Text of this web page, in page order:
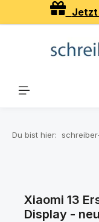
Zum HauptinhaltJetzt
Du bist hier:
Xiaomi 13
Display -